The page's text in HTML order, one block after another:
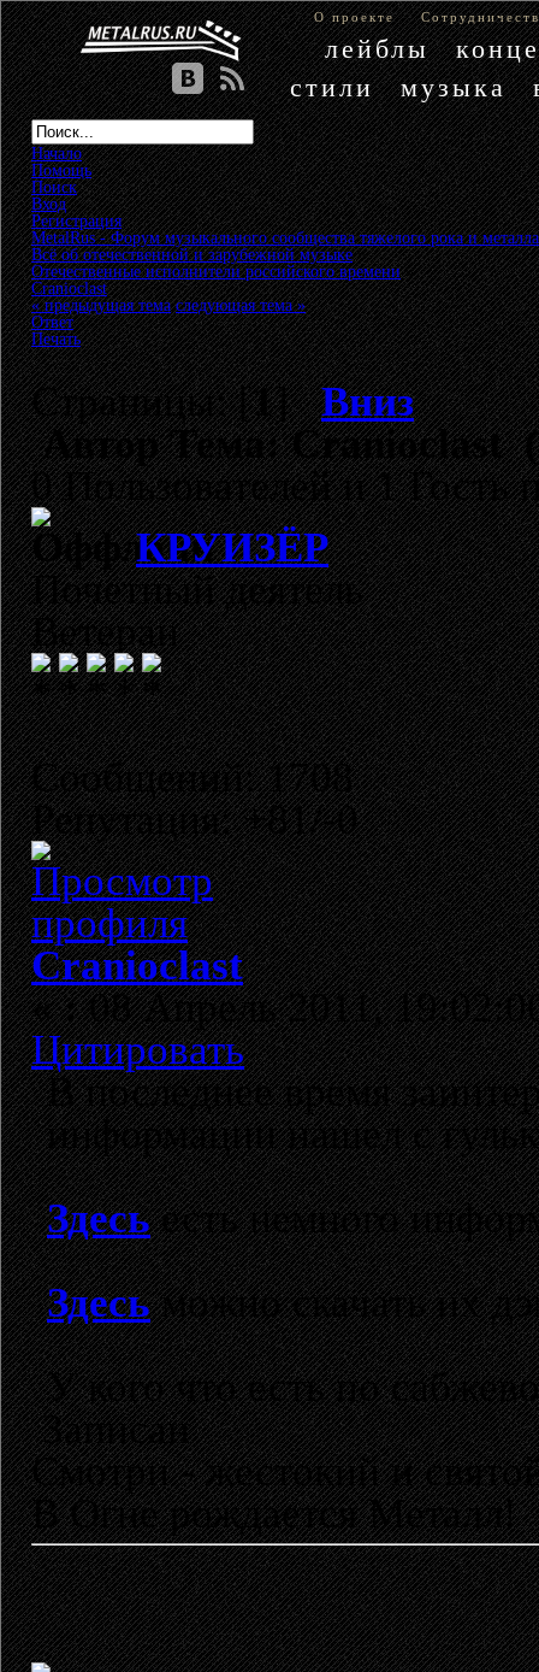
О проекте
лейблы
стили
музыка
Начало
Помощь
Поиск
Вход
Регистрация
MetalRus - Форум музыкального сообщества тяжелого рока и металла
Всё об отечественной и зарубежной музыке»
Отечественные исполнители российского времени»
Cranioclast
« предыдущая тема следующая тема »
Ответ
Печать
Страницы: [1]Вниз
АвторТема: Cranioclast
0 Пользователей и 1 Гость
КРУИЗЁР
Почетный деятель
Ветеран
Сообщений: 1708
Репутация: +81/-0
Cranioclast
«:08 Апрель 2011,
Цитировать
В последнее время
информации нашел с
Здесьесть немного
Здесьможно скачать их
У кого что есть по
Записан
Смотри - жестокий и
В Огне рождается Металл!